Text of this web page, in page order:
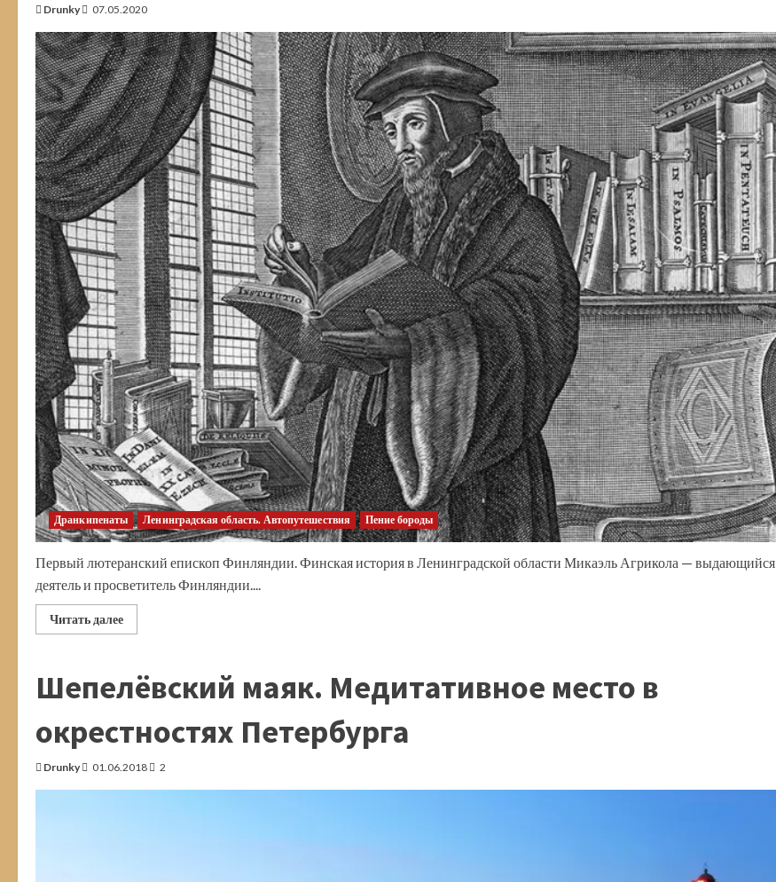
Drunky 07.05.2020
Дранкипенаты Ленинградская область. Автопутешествия Пение бороды
Первый лютеранский епископ Финляндии. Финская история в Ленинградской области Микаэль Агрикола — выдающийся
деятель и просветитель Финляндии....
Читать далееПрочитать
больше
Родоначальник
финской
Мыс Кюрённиеми
Шепелёвский маяк. Медитативное место в
окрестностях Петербурга
Drunky 01.06.2018 2